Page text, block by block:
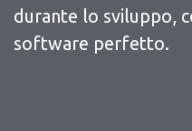
durante lo sviluppo,
software perfetto.